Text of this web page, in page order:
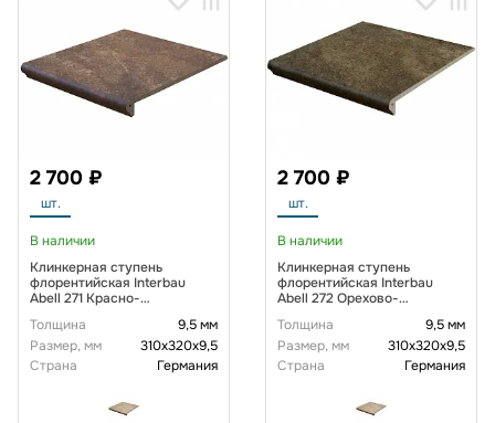
2 700 ₽
шт.
В наличии
Клинкерная ступень
флорентийская Interbau
Abell 271 Красно-
R10
Толщина
9,5 мм
Размер, мм
310х320х9,5
Страна
Германия
2 700 ₽
шт.
В наличии
Клинкерная ступень
флорентийская Interbau
Abell 272 Орехово-
R10
Толщина
9,5 мм
Размер, мм
310х320х9,5
Страна
Германия